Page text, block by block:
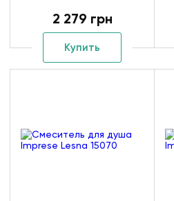
2 279 грн
Купить